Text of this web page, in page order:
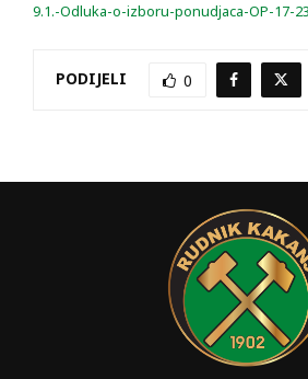
9.1.-Odluka-o-izboru-ponudjaca-OP-17-23
PODIJELI 0